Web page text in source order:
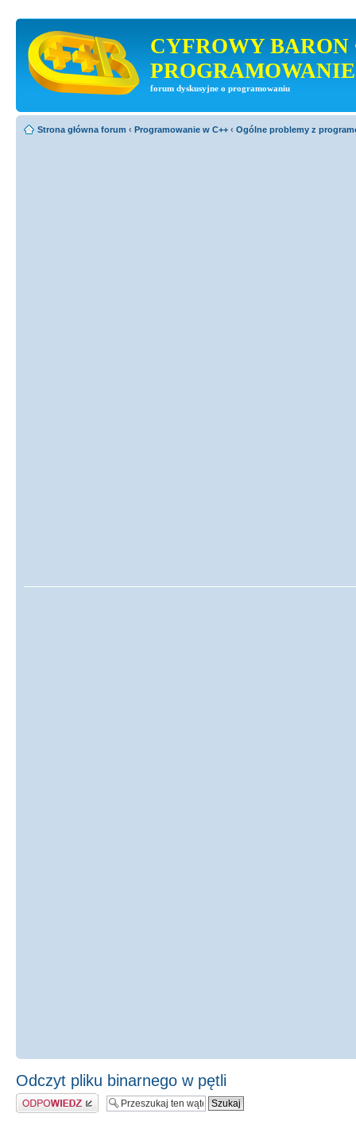
CYFROWY BARON
PROGRAMOWANIE
forum dyskusyjne o programowaniu
Strona główna forum ‹ Programowanie w C++ ‹ Ogólne problemy z
Odczyt pliku binarnego w pętli
Odpowiedz